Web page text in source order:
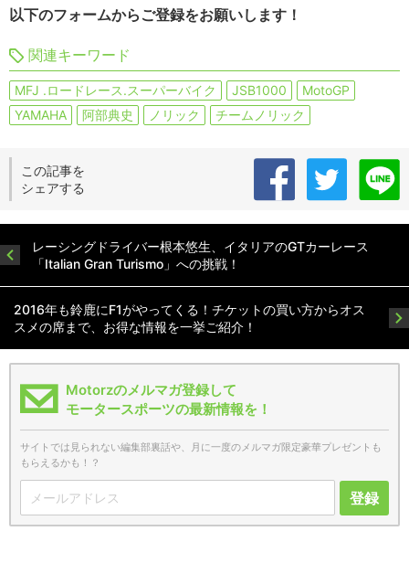
以下のフォームからご登録をお願いします！
関連キーワード
MFJ .ロードレース.スーパーバイク JSB1000
MotoGP
YAMAHA
阿部典史 ノリック チームノリック
この記事を
シェアする
レーシングドライバー根本悠生、イタリアのGTカーレース
「Italian Gran Turismo」への挑戦！
2016年も鈴鹿にF1がやってくる！チケットの買い方からオス
スメの席まで、お得な情報を一挙ご紹介！
Motorzのメルマガ登録して
モータースポーツの最新情報を！
サイトでは見られない編集部裏話や、月に一度のメルマガ限定豪華プレゼントも
もらえるかも！？
登録